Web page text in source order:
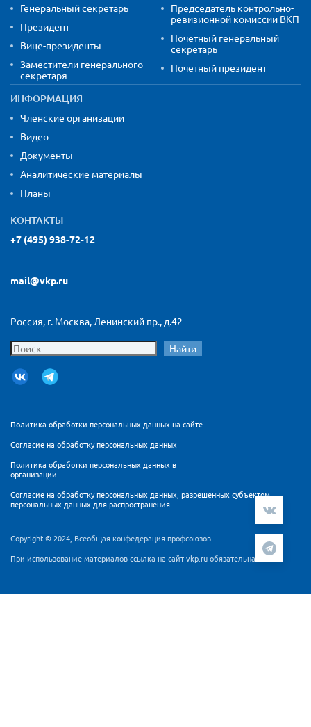
Генеральный секретарь
Президент
Вице-президенты
Заместители генерального
секретаря
Председатель контрольно-
ревизионной комиссии ВКП
Почетный генеральный
секретарь
Почетный президент
ИНФОРМАЦИЯ
Членские организации
Видео
Документы
Аналитические материалы
Планы
КОНТАКТЫ
+7 (495) 938-72-12
mail@vkp.ru
Россия, г. Москва, Ленинский пр., д.42
Найти
Политика обработки персональных данных на сайте
Согласие на обработку персональных данных
Политика обработки персональных данных в
организации
Согласие на обработку персональных данных, разрешенных субъектом
персональных данных для распространения
Copyright © 2024, Всеобщая конфедерация профсоюзов
При использование материалов ссылка на сайт vkp.ru обязательна